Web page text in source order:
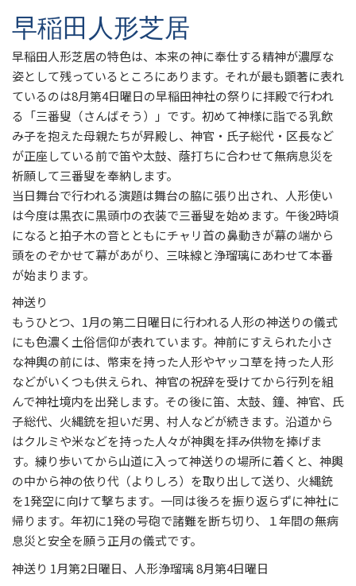
早稲田人形芝居
早稲田人形芝居の特色は、本来の神に奉仕する精神が濃厚な
姿として残っているところにあります。それが最も顕著に表れ
ているのは8月第4日曜日の早稲田神社の祭りに拝殿で行われ
る「三番叟（さんばそう）」です。初めて神様に詣でる乳飲
み子を抱えた母親たちが昇殿し、神官・氏子総代・区長など
が正座している前で笛や太鼓、蔭打ちに合わせて無病息災を
祈願して三番叟を奉納します。
当日舞台で行われる演題は舞台の脇に張り出され、人形使い
は今度は黒衣に黒頭巾の衣装で三番叟を始めます。午後2時頃
になると拍子木の音とともにチャリ首の鼻動きが幕の端から
頭をのぞかせて幕があがり、三味線と浄瑠璃にあわせて本番
が始まります。
神送り
もうひとつ、1月の第二日曜日に行われる人形の神送りの儀式
にも色濃く土俗信仰が表れています。神前にすえられた小さ
な神輿の前には、幣束を持った人形やヤッコ草を持った人形
などがいくつも供えられ、神官の祝辞を受けてから行列を組
んで神社境内を出発します。その後に笛、太鼓、鐘、神官、氏
子総代、火縄銃を担いだ男、村人などが続きます。沿道から
はクルミや米などを持った人々が神輿を拝み供物を捧げま
す。練り歩いてから山道に入って神送りの場所に着くと、神輿
の中から神の依り代（よりしろ）を取り出して送り、火縄銃
を1発空に向けて撃ちます。一同は後ろを振り返らずに神社に
帰ります。年初に1発の号砲で諸難を断ち切り、１年間の無病
息災と安全を願う正月の儀式です。
神送り 1月第2日曜日、人形浄瑠璃 8月第4日曜日